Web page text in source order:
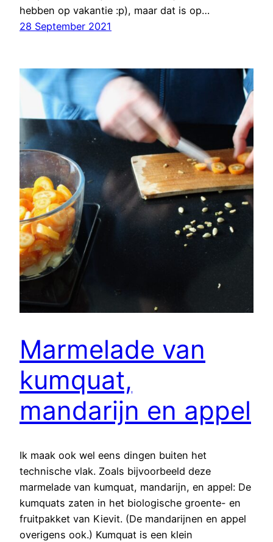
hebben op vakantie :p), maar dat is op…
28 September 2021
Marmelade van
kumquat,
mandarijn en appel
Ik maak ook wel eens dingen buiten het
technische vlak. Zoals bijvoorbeeld deze
marmelade van kumquat, mandarijn, en appel: De
kumquats zaten in het biologische groente- en
fruitpakket van Kievit. (De mandarijnen en appel
overigens ook.) Kumquat is een klein